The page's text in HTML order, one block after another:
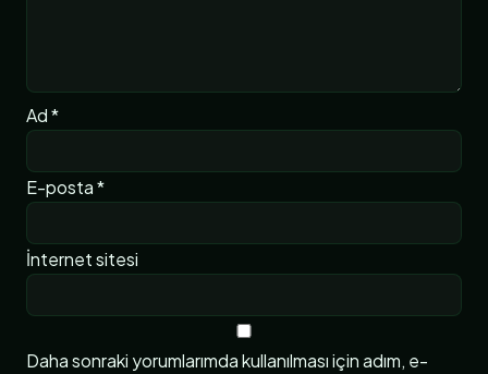
Ad*
E-posta*
İnternet sitesi
Daha sonraki yorumlarımda kullanılması için adım, e-